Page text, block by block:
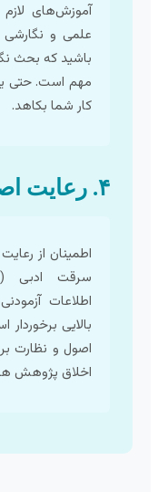
آموزش‌های لازم و
علمی و نگارشی
باشید که بحث نگارش
مهم است. حتی یک
کار شما بکاهد.
اطمینان از رعایت
اطلاعات
بالایی برخوردار
اصول و نظارت بر
اخلاق پژوهش هدایت